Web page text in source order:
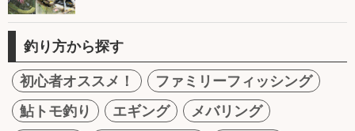
釣り方から探す
初心者オススメ！
ファミリーフィッシング
鮎トモ釣り
エギング
メバリング